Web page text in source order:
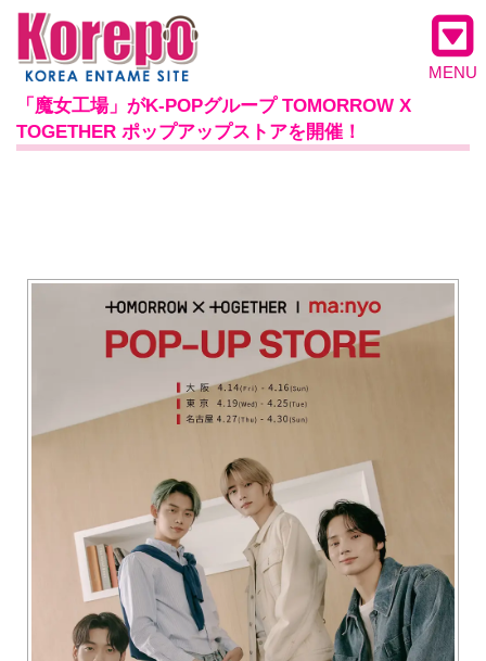
MENU
「魔女工場」がK-POPグループ TOMORROW X
TOGETHER ポップアップストアを開催！